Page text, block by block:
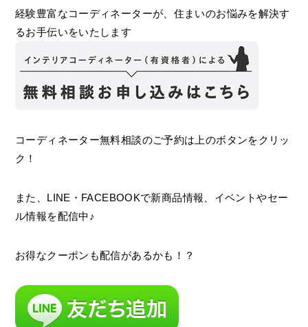
経験豊富なコーディネーターが、住まいのお悩みを解決す
るお手伝いをいたします
コーディネーター無料相談のご予約は上のボタンをクリッ
ク！
また、LINE・FACEBOOKで新商品情報、イベントやセー
ル情報を配信中♪
お得なクーポンも配信があるかも！？